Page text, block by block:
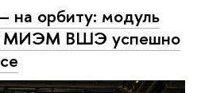
на орбиту: модуль
МИЭМ ВШЭ успешно